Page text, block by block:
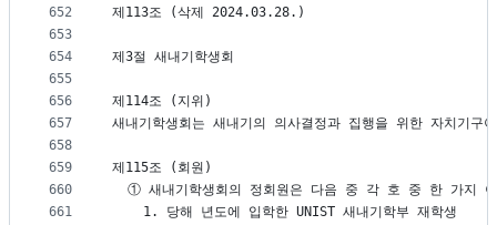
652
653
654
655
656
657
658
659
660
661
제113조 (삭제 2024.03.28.)
제3절 새내기학생회
제114조 (지위)
새내기학생회는 새내기의 의사결정과 집행을 위한 자치기구
제115조 (회원)
① 새내기학생회의 정회원은 다음 중 각 호 중 한 가지
    1. 당해 년도에 입학한 UNIST 새내기학부 재학생